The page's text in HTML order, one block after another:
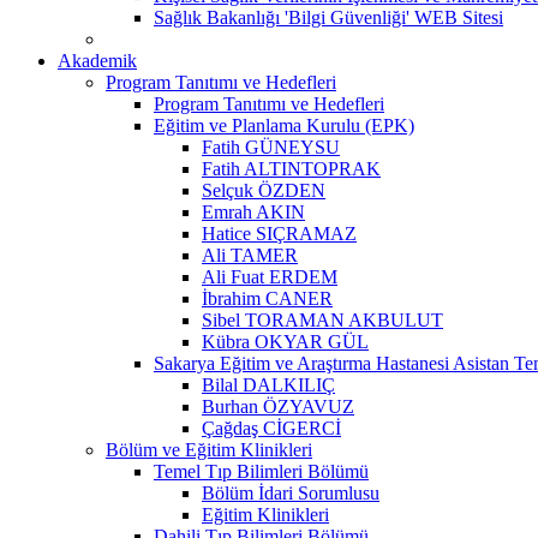
Sağlık Bakanlığı 'Bilgi Güvenliği' WEB Sitesi
Akademik
Program Tanıtımı ve Hedefleri
Program Tanıtımı ve Hedefleri
Eğitim ve Planlama Kurulu (EPK)
Fatih GÜNEYSU
Fatih ALTINTOPRAK
Selçuk ÖZDEN
Emrah AKIN
Hatice SIÇRAMAZ
Ali TAMER
Ali Fuat ERDEM
İbrahim CANER
Sibel TORAMAN AKBULUT
Kübra OKYAR GÜL
Sakarya Eğitim ve Araştırma Hastanesi Asistan
Bilal DALKILIÇ
Burhan ÖZYAVUZ
Çağdaş CİGERCİ
Bölüm ve Eğitim Klinikleri
Temel Tıp Bilimleri Bölümü
Bölüm İdari Sorumlusu
Eğitim Klinikleri